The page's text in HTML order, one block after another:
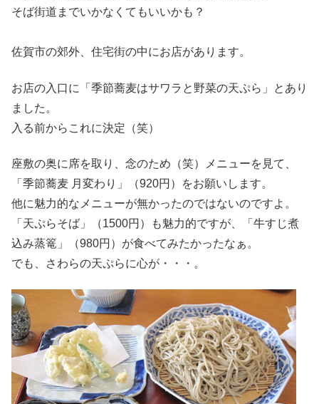
そば街道までいかなくてもいいかも？
佐賀市の郊外、住宅街の中にお店があります。
お店の入口に「季節蕎麦はサワラと野菜の天ぷら」とあり
ました。
入る前からこれに決定（笑）
座敷の奥に席を取り、念のため（笑）メニューを見て、
「季節蕎麦 月変わり」（920円）をお願いします。
他に魅力的なメニューが無かったのではないのですよ。
「天ぷらそば」（1500円）も魅力的ですが、「牛すじ煮
込み蒸篭」（980円）が食べてみたかったなぁ。
でも、さわらの天ぷらに心が・・・。